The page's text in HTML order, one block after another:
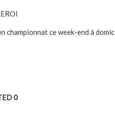
ce week-end à
0